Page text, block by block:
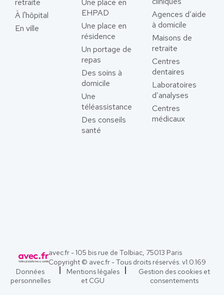
retraite
À l'hôpital
En ville
Une place en
EHPAD
Une place en
résidence
Un portage de
repas
Des soins à
domicile
Une
téléassistance
Des conseils
santé
Agences d’aide
à domicile
Maisons de
retraite
Centres
dentaires
Laboratoires
d’analyses
Centres
médicaux
avec.fr - 105 bis rue de Tolbiac, 75013 Paris
Copyright © avec.fr - Tous droits réservés. v1.0.169
Données
personnelles
Mentions légales
et CGU
Gestion des cookies et
consentements